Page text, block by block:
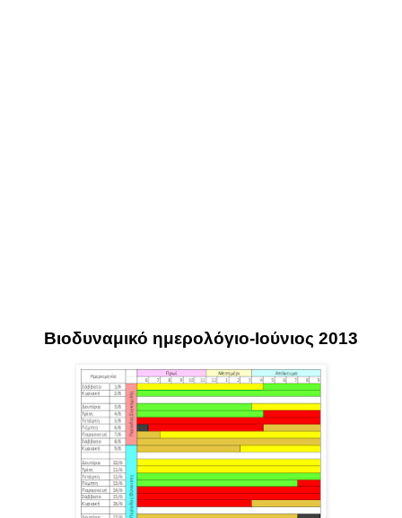
Βιοδυναμικό ημερολόγιο-Ιούνιος 2013